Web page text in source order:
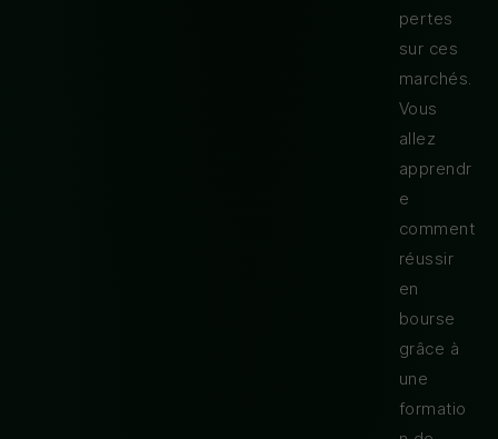
pertes
sur ces
marchés.
Vous
allez
apprendr
e
comment
réussir
en
bourse
grâce à
une
formatio